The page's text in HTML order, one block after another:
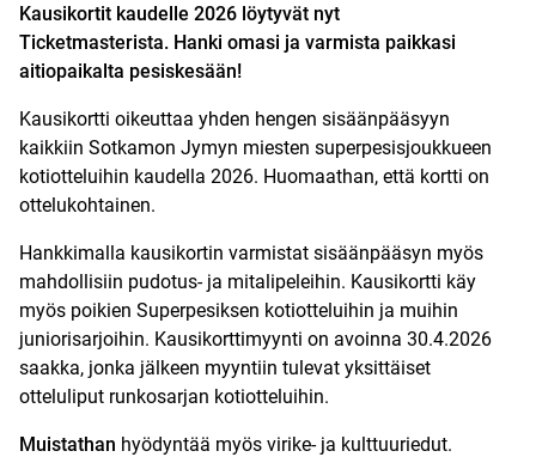
Kausikortit kaudelle 2026 löytyvät nyt
Ticketmasterista. Hanki omasi ja varmista paikkasi
aitiopaikalta pesiskesään!
Kausikortti oikeuttaa yhden hengen sisäänpääsyyn
kaikkiin Sotkamon Jymyn miesten superpesisjoukkueen
kotiotteluihin kaudella 2026. Huomaathan, että kortti on
ottelukohtainen.
Hankkimalla kausikortin varmistat sisäänpääsyn myös
mahdollisiin pudotus- ja mitalipeleihin. Kausikortti käy
myös poikien Superpesiksen kotiotteluihin ja muihin
juniorisarjoihin. Kausikorttimyynti on avoinna 30.4.2026
saakka, jonka jälkeen myyntiin tulevat yksittäiset
otteluliput runkosarjan kotiotteluihin.
Muistathan hyödyntää myös virike- ja kulttuuriedut.